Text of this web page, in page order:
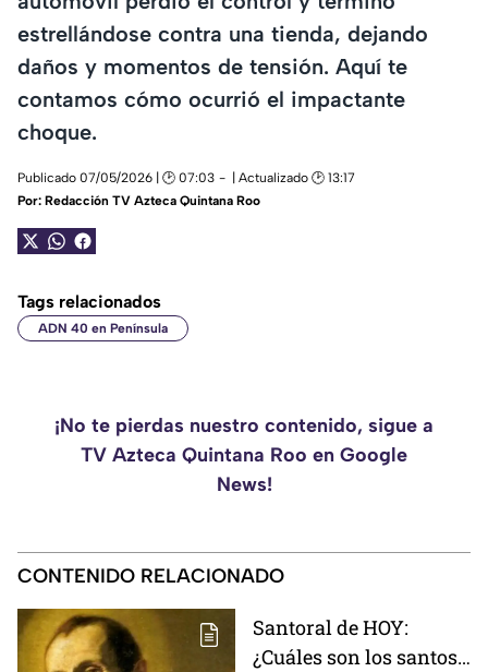
estrellándose contra una tienda, dejando
daños y momentos de tensión. Aquí te
contamos cómo ocurrió el impactante
choque.
Publicado 07/05/2026 | 🕑 07:03
| Actualizado 🕑 13:17
Por: Redacción TV Azteca Quintana Roo
Tags relacionados
ADN 40 en Península
¡No te pierdas nuestro contenido, sigue a
TV Azteca Quintana Roo en Google
News!
CONTENIDO RELACIONADO
Santoral de HOY:
¿Cuáles son los santos